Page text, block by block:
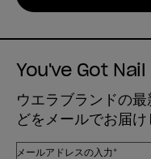
You've Got Nail
ウエラブランドの
どをメールでお届け
メールアドレスの入力*